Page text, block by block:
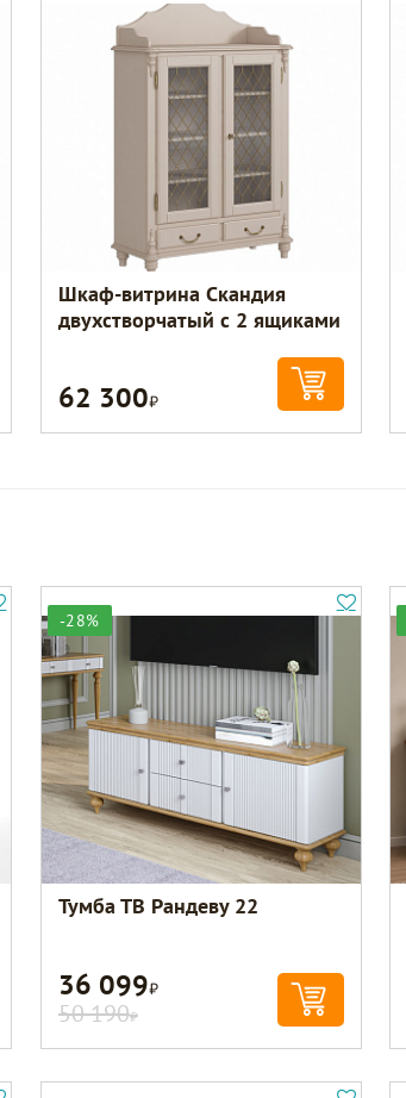
Шкаф-витрина Скандия
двухстворчатый с 2 ящиками
62 300Р
-28%
Тумба ТВ Рандеву 22
36 099Р
50 190Р